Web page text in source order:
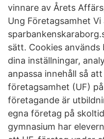
vinnare av Årets
Ung Företagsamhet
sätt. Cookies
dina inställningar,
anpassa innehåll så
företagsamhet (UF)
företagande är
egna företag på
gymnasium har